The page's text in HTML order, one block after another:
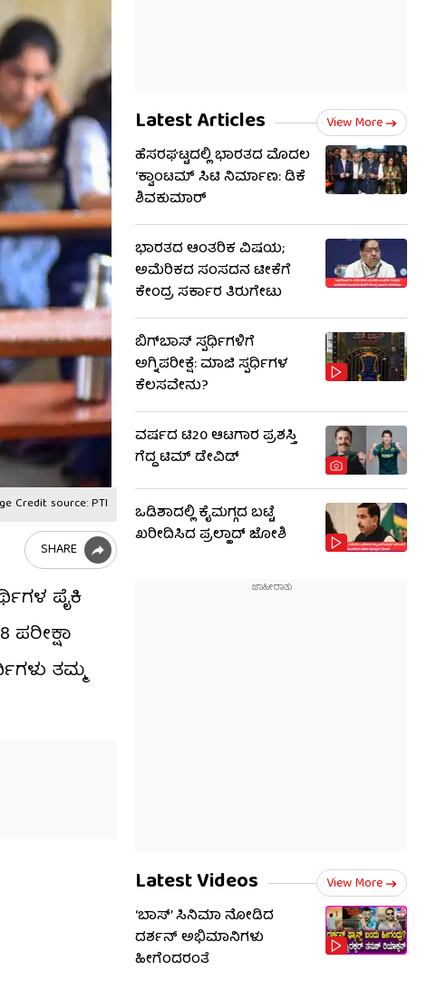
Credit source: PTI
SHARE
ಪೈಕಿ
ತಮ್ಮ
Latest Articles View More
ಹೆಸರಘಟ್ಟದಲ್ಲಿ ಭಾರತದ ಮೊದಲ
‘ಕ್ವಾಂಟಮ್ ಸಿಟಿ ನಿರ್ಮಾಣ: ಡಿಕೆ
ಶಿವಕುಮಾರ್
ಭಾರತದ ಆಂತರಿಕ ವಿಷಯ;
ಅಮೆರಿಕದ ಸಂಸದನ ಟೀಕೆಗೆ
ಕೇಂದ್ರ ಸರ್ಕಾರ ತಿರುಗೇಟು
ಬಿಗ್​​ಬಾಸ್​ ಸ್ಪರ್ಧಿಗಳಿಗೆ
ಅಗ್ನಿಪರೀಕ್ಷೆ: ಮಾಜಿ ​​ಸ್ಪರ್ಧಿಗಳ
ಕೆಲಸವೇನು?
ವರ್ಷದ ಟಿ20 ಆಟಗಾರ ಪ್ರಶಸ್ತಿ
ಗೆದ್ದ ಟಿಮ್ ಡೇವಿಡ್
ಒಡಿಶಾದಲ್ಲಿ ಕೈಮಗ್ಗದ ಬಟ್ಟೆ
ಖರೀದಿಸಿದ ಪ್ರಲ್ಹಾದ್ ಜೋಶಿ
Latest Videos View More
‘ಬಾಸ್’ ಸಿನಿಮಾ ನೋಡಿದ
ದರ್ಶನ್ ಅಭಿಮಾನಿಗಳು
ಹೀಗೆಂದರಂತೆ